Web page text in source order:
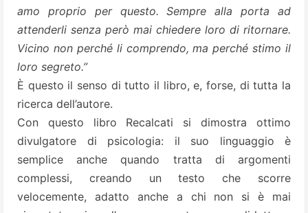
amo proprio per questo. Sempre alla porta ad
attenderli senza però mai chiedere loro di ritornare.
Vicino non perché li comprendo, ma perché stimo il
loro segreto.”
È questo il senso di tutto il libro, e, forse, di tutta la
ricerca dell’autore.
Con questo libro Recalcati si dimostra ottimo
divulgatore di psicologia: il suo linguaggio è
semplice anche quando tratta di argomenti
complessi, creando un testo che scorre
velocemente, adatto anche a chi non si è mai